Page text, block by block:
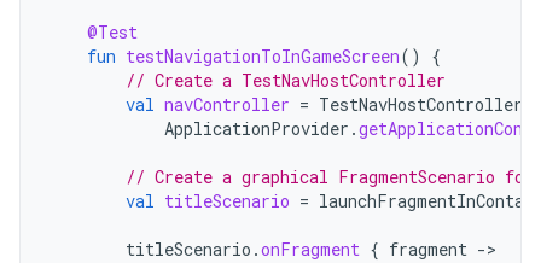
@Test
fun testNavigationToInGameScreen()
{
// Create a TestNavHostController
val navController = TestNavHostController
ApplicationProvider .
// Create a graphical FragmentScenario
val titleScenario =
titleScenario .onFragment { fragment -